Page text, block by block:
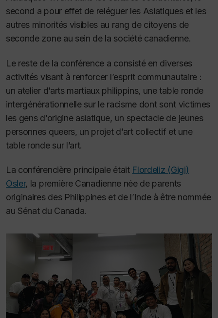
second a pour effet de reléguer les Asiatiques et les
autres minorités visibles au rang de citoyens de
seconde zone au sein de la société canadienne.
Le reste de la conférence a consisté en diverses
activités visant à renforcer l’esprit communautaire :
un atelier d’arts martiaux philippins, une table ronde
intergénérationnelle sur le racisme dont sont victimes
les gens d’origine asiatique, un spectacle de jeunes
personnes queers, un projet d’art collectif et une
table ronde sur l’art.
La conférencière principale était Flordeliz (Gigi)
Osler, la première Canadienne née de parents
originaires des Philippines et de l’Inde à être nommée
au Sénat du Canada.